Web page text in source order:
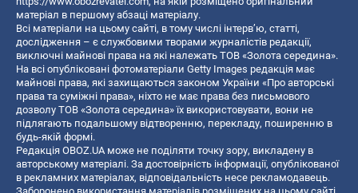
матеріал в першому абзаці матеріалу.
Всі матеріали на цьому сайті, в тому числі інтерв’ю, статті,
дослідження – є службовими творами журналістів редакції,
виключні майнові права на які належать ТОВ «Золота середина».
На всі опубліковані фотоматеріали Getty Images редакція має
майнові права, які захищаються законом України «Про авторські
права та суміжні права», ніхто не має права без письмового
дозволу ТОВ «Золота середина» їх використовувати, вони не
підлягають подальшому відтворенню, перекладу, поширенню в
будь-якій формі.
Редакція OBOZ.UA може не поділяти точку зору, викладену в
авторському матеріалі. За достовірність інформації, опублікованої
в рекламних матеріалах, відповідальність несе рекламодавець.